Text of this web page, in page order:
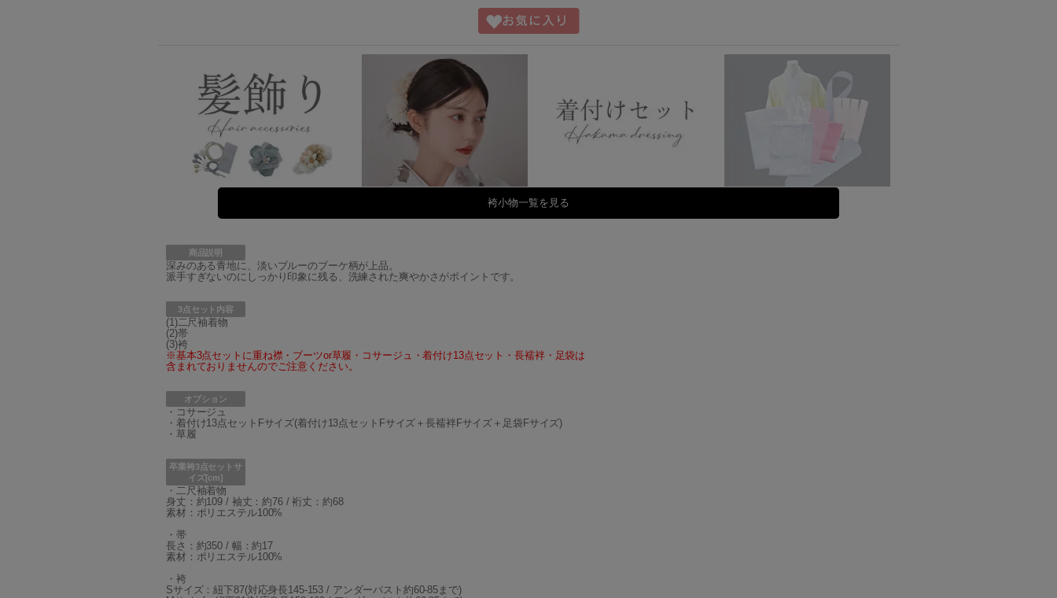
商品説明
深みのある青地に、淡いブルーのブーケ柄が上品。
派手すぎないのにしっかり印象に残る、洗練された爽やかさがポイントです。
3点セット内容
(1)二尺袖着物
(2)帯
(3)袴
※基本3点セットに重ね襟・ブーツor草履・コサージュ・着付け13点セット・長襦袢・足袋は
含まれておりませんのでご注意ください。
オプション
・コサージュ
・着付け13点セットFサイズ(着付け13点セットFサイズ＋長襦袢Fサイズ＋足袋Fサイズ)
・草履
卒業袴3点セットサ
イズ[cm]
・二尺袖着物
身丈：約109 / 袖丈：約76 / 裄丈：約68
素材：ポリエステル100%
・帯
長さ：約350 / 幅：約17
素材：ポリエステル100%
・袴
Sサイズ：紐下87(対応身長145-153 / アンダーバスト約60-85まで)